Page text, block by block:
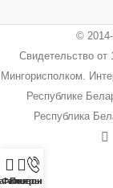
©
Свидетельство от
Мингорисполком.
Республике
Республика
Фильтры
Позвонить